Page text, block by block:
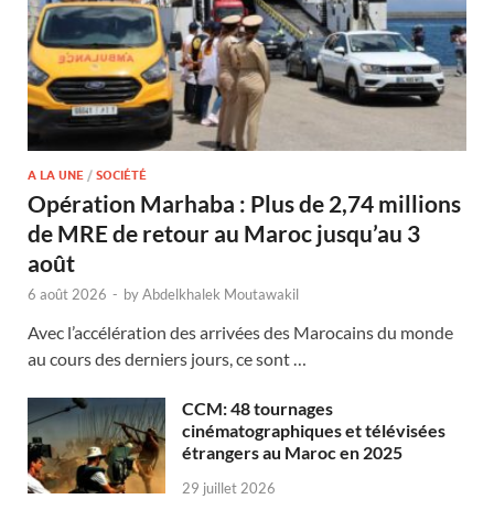
A LA UNE / SOCIÉTÉ
Opération Marhaba : Plus de 2,74 millions
de MRE de retour au Maroc jusqu’au 3
août
6 août 2026 - byAbdelkhalek Moutawakil
Avec l’accélération des arrivées des Marocains du monde
au cours des derniers jours, ce sont …
CCM: 48 tournages
cinématographiques et télévisées
étrangers au Maroc en 2025
29 juillet 2026